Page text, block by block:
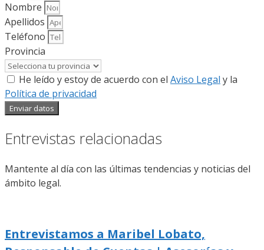
Nombre
Apellidos
Teléfono
Provincia
He leído y estoy de acuerdo con el Aviso Legal y la
Política de privacidad
Enviar datos
Entrevistas relacionadas
Mantente al día con las últimas tendencias y noticias del
ámbito legal.
Entrevistamos a Maribel Lobato,